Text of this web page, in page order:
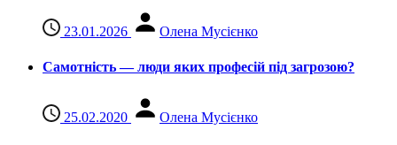
23.01.2026 Олена Мусієнко
Самотність — люди яких професій під загрозою?
25.02.2020 Олена Мусієнко